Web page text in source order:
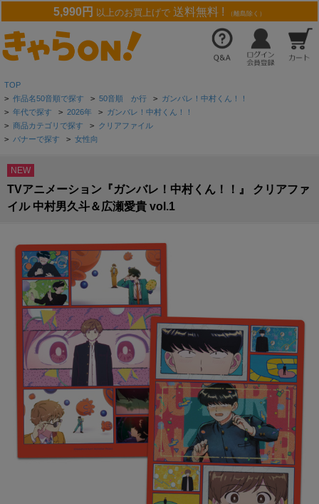
5,990円 以上のお買上げで 送料無料 ! （離島除く）
TOP
> 作品名50音順で探す > 50音順 か行 > ガンバレ！中村くん！！
> 年代で探す > 2026年 > ガンバレ！中村くん！！
> 商品カテゴリで探す > クリアファイル
> バナーで探す > 女性向
NEW
TVアニメーション『ガンバレ！中村くん！！』 クリアファ
イル 中村男久斗＆広瀬愛貴 vol.1